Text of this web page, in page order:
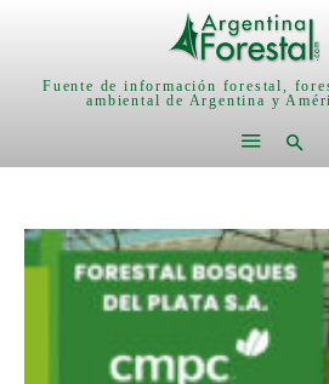
Fuente de información forestal,
ambiental de Argentina y